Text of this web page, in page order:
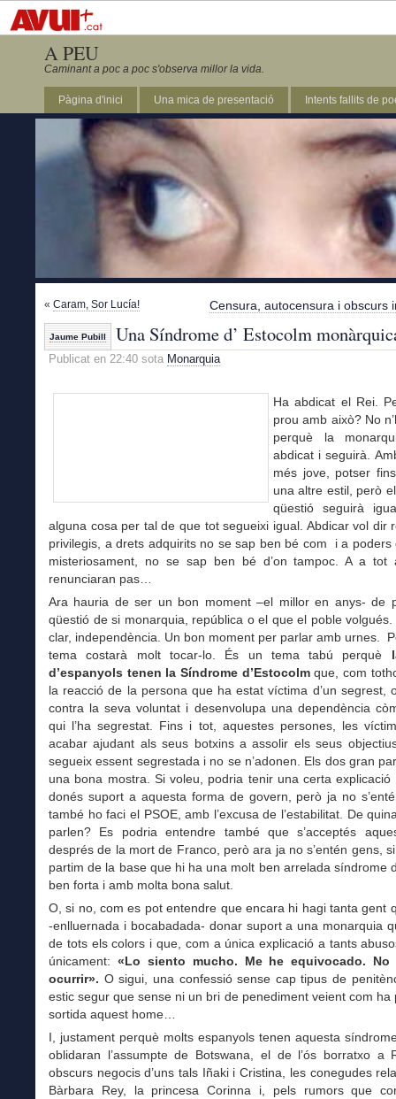
A PEU
Caminant a poc a poc s'observa millor la vida.
Pàgina d'inici Una mica de presentació Intents fallits de
« Caram, Sor Lucía! Censura, autocensura i obscurs
Jaume Pubill Una Síndrome d’ Estocolm
Publicat en 22:40 sota Monarquia
Ha abdicat el Rei.
prou amb això? No
perquè la
abdicat i seguirà.
més jove, potser
una altre estil, però
qüestió seguirà
alguna cosa per tal de que tot segueixi igual. Abdicar vol dir
privilegis, a drets adquirits no se sap ben bé com i a poders
misteriosament, no se sap ben bé d’on tampoc. A a tot
renunciaran pas…
Ara hauria de ser un bon moment –el millor en anys- de
qüestió de si monarquia, república o el que el poble volgués.
clar, independència. Un bon moment per parlar amb urnes.
tema costarà molt tocar-lo. És un tema tabú perquè
d’espanyols tenen la Síndrome d’Estocolmque, com
la reacció de la persona que ha estat víctima d’un segrest,
contra la seva voluntat i desenvolupa una dependència
qui l’ha segrestat. Fins i tot, aquestes persones, les
acabar ajudant als seus botxins a assolir els seus
segueix essent segrestada i no se n’adonen. Els dos gran
una bona mostra. Si voleu, podria tenir una certa
donés suport a aquesta forma de govern, però ja no
també ho faci el PSOE, amb l’excusa de l’estabilitat. De
parlen? Es podria entendre també que s’acceptés
després de la mort de Franco, però ara ja no s’entén gens,
partim de la base que hi ha una molt ben arrelada síndrome
ben forta i amb molta bona salut.
O, si no, com es pot entendre que encara hi hagi tanta gent
-enlluernada i bocabadada- donar suport a una monarquia
de tots els colors i que, com a única explicació a tants
únicament: «Lo siento mucho. Me he equivocado. No
ocurrir». O sigui, una confessió sense cap tipus de
estic segur que sense ni un bri de penediment veient com ha
sortida aquest home…
I, justament perquè molts espanyols tenen aquesta
oblidaran l’assumpte de Botswana, el de l’ós borratxo a
obscurs negocis d’uns tals Iñaki i Cristina, les conegudes
Bàrbara Rey, la princesa Corinna i, pels rumors que